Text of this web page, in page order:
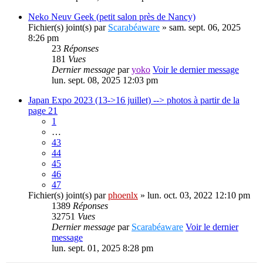
Neko Neuv Geek (petit salon près de Nancy)
Fichier(s) joint(s) par Scarabéaware » sam. sept. 06, 2025
8:26 pm
23 Réponses
181 Vues
Dernier message paryoko Voir le dernier message
lun. sept. 08, 2025 12:03 pm
Japan Expo 2023 (13->16 juillet) --> photos à partir de la
page 21
1
…
43
44
45
46
47
Fichier(s) joint(s) parphoenlx » lun. oct. 03, 2022 12:10 pm
1389 Réponses
32751 Vues
Dernier message par Scarabéaware Voir le dernier
message
lun. sept. 01, 2025 8:28 pm